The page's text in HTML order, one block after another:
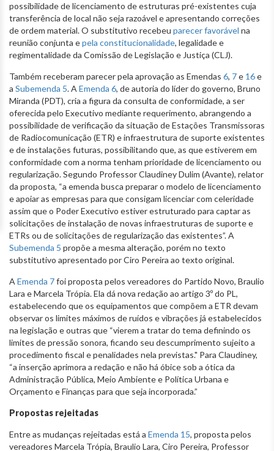
possibilidade de licenciamento de estruturas pré-existentes cuja
transferência de local não seja razoável e apresentando correções
de ordem material. O substitutivo recebeu parecer favorável na
reunião conjunta epela constitucionalidade, legalidade e
regimentalidade da Comissão de Legislação e Justiça (CLJ).
Também receberam parecer pela aprovação as Emendas 6, 7e 16e
a Subemenda 5. A Emenda 6, de autoria do líder do governo, Bruno
Miranda (PDT), cria a figura da consulta de conformidade, a ser
oferecida pelo Executivo mediante requerimento, abrangendo a
possibilidade de verificação da situação de Estações Transmissoras
de Radiocomunicação (ETR) e infraestrutura de suporte existentes
e de instalações futuras, possibilitando que, as que estiverem em
conformidade com a norma tenham prioridade de licenciamento ou
regularização. Segundo Professor Claudiney Dulim (Avante), relator
da proposta, “a emenda busca preparar o modelo de licenciamento
e apoiar as empresas para que consigam licenciar com celeridade
assim que o Poder Executivo estiver estruturado para captar as
solicitações de instalação de novas infraestruturas de suporte e
ETRs ou de solicitações de regularização das existentes”. A
Subemenda 5 propõe a mesma alteração, porém no texto
substitutivo apresentado por Ciro Pereira ao texto original.
A Emenda 7foi proposta pelos vereadores do Partido Novo, Braulio
Lara e Marcela Trópia. Ela dá nova redação ao artigo 3º do PL,
estabelecendo que os equipamentos que compõem a ETR devam
observar os limites máximos de ruídos e vibrações já estabelecidos
na legislação e outras que “vierem a tratar do tema definindo os
limites de pressão sonora, ficando seu descumprimento sujeito a
procedimento fiscal e penalidades nela previstas." Para Claudiney,
“a inserção aprimora a redação e não há óbice sob a ótica da
Administração Pública, Meio Ambiente e Política Urbana e
Orçamento e Finanças para que seja incorporada.”
Propostas rejeitadas
Entre as mudanças rejeitadas está a Emenda 15, proposta pelos
vereadores Marcela Trópia, Braulio Lara, Ciro Pereira, Professor